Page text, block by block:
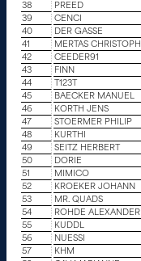
38
PREED
39
CENCI
40
DER GASSE
41
MERTAS CHRISTOPH
42
CEEDER91
43
FINN
44
T123T
45
BAECKER MANUEL
46
KORTH JENS
47
STOERMER PHILIP
48
KURTHI
49
SEITZ HERBERT
50
DORIE
51
MIMICO
52
KROEKER JOHANN
53
MR. QUADS
54
ROHDE ALEXANDER
55
KUDDL
56
NUESSI
57
KHM